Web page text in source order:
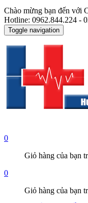
Chào mừng bạn đến với
Hotline: 0962.844.224 -
Toggle navigation
0
Giỏ hàng của bạn
0
Giỏ hàng của bạn